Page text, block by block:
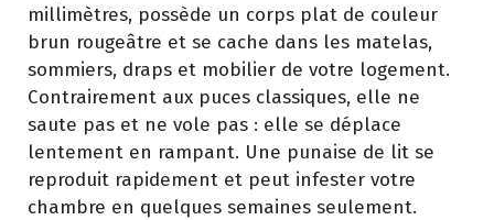
millimètres, possède un corps plat de couleur
brun rougeâtre et se cache dans les matelas,
sommiers, draps et mobilier de votre logement.
Contrairement aux puces classiques, elle ne
saute pas et ne vole pas : elle se déplace
lentement en rampant. Une punaise de lit se
reproduit rapidement et peut infester votre
chambre en quelques semaines seulement.